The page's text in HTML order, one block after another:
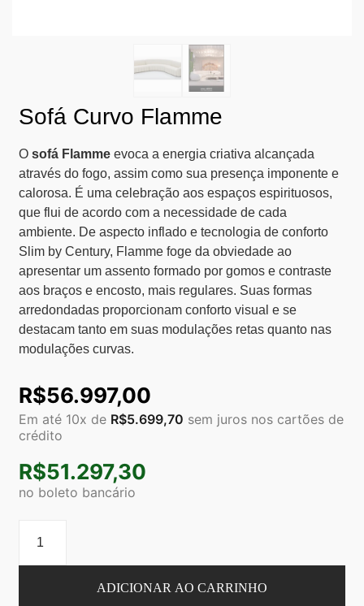
Sofá Curvo Flamme
Osofá Flamme evoca a energia criativa alcançada
através do fogo, assim como sua presença imponente e
calorosa. É uma celebração aos espaços espirituosos,
que flui de acordo com a necessidade de cada
ambiente. De aspecto inflado e tecnologia de conforto
Slim by Century, Flamme foge da obviedade ao
apresentar um assento formado por gomos e contraste
aos braços e encosto, mais regulares. Suas formas
arredondadas proporcionam conforto visual e se
destacam tanto em suas modulações retas quanto nas
modulações curvas.
R$56.997,00
Em até 10x de R$5.699,70 sem juros nos cartões de
crédito
R$51.297,30
no boleto bancário
ADICIONAR AO CARRINHO